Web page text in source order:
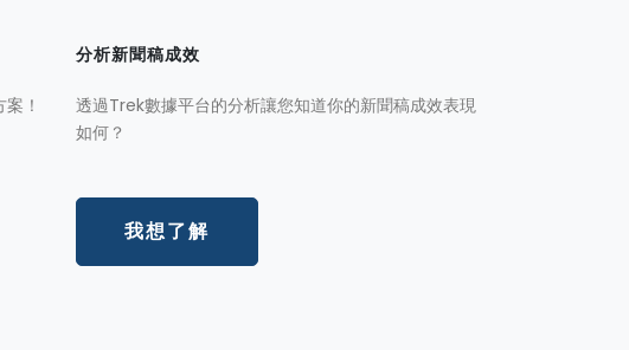
！
分析新聞稿成效
透過Trek數據平台的分析讓您知道你的新聞稿成效表現
如何？
我想了解